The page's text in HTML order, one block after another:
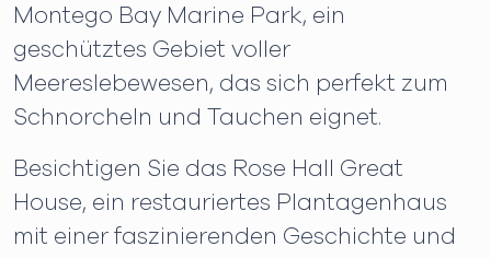
Montego Bay Marine Park, ein
geschütztes Gebiet voller
Meereslebewesen, das sich perfekt zum
Schnorcheln und Tauchen eignet.
Besichtigen Sie das Rose Hall Great
House, ein restauriertes Plantagenhaus
mit einer faszinierenden Geschichte und